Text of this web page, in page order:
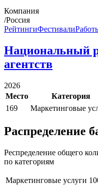
Компания
/Россия
РейтингиФестивали
Национальный
агентств
2026
Место
Категория
169
Маркетинговые
Распределение
Респределение общего
по категориям
Маркетинговые услуги